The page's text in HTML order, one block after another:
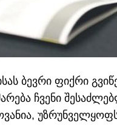
ბევრი ფიქრი
ჩვენი